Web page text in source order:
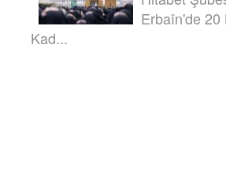
Erbaîn'de 20
Kad...